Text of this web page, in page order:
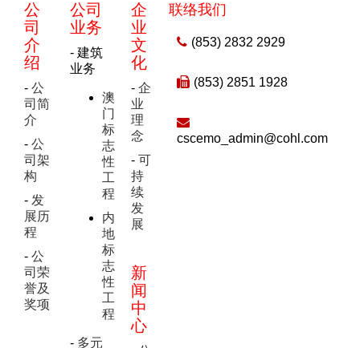
公
司
介
绍
- 公
司简
介
- 公
司架
构
- 发
展历
程
- 公
司荣
誉及
奖项
公司
业务
- 建筑
业务
澳
门
标
志
性
工
程
内
地
标
志
性
工
程
- 多元
企
业
文
化
- 企
业
理
念
- 可
持
续
发
展
新
闻
中
心
联络我们
(853) 2832 2929
(853) 2851 1928
cscemo_admin@cohl.com